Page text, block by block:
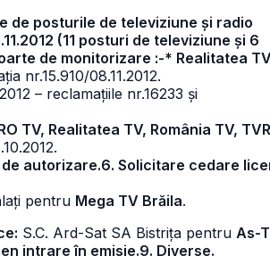
de posturile de televiziune și radio
(11 posturi de televiziune și 6
de monitorizare :-* Realitatea
nr.15.910/08.11.2012.
– reclamațiile nr.16233 și
TV, Realitatea TV, România TV,
de autorizare.6. Solicitare cedare
pentru Mega TV Brăila.
S.C. Ard-Sat SA Bistrița pentru As-
intrare în emisie.9. Diverse.